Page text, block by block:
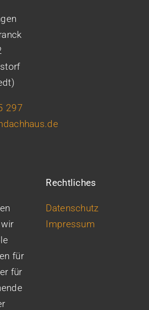
297
für
für
Rechtliches
Datenschutz
Impressum